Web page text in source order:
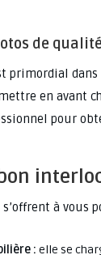
de qualité
primordial
en avant
pour
à vous
: elle se